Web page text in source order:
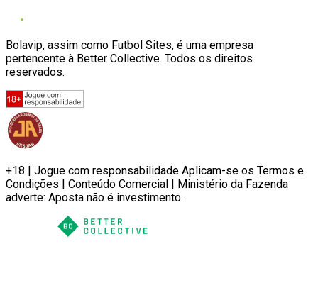
Bolavip, assim como Futbol Sites, é uma empresa
pertencente à Better Collective. Todos os direitos
reservados.
+18 | Jogue com responsabilidade Aplicam-se os Termos e
Condições | Conteúdo Comercial | Ministério da Fazenda
adverte: Aposta não é investimento.